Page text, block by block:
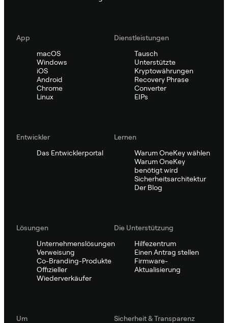
App
macOS
Windows
iOS
Android
Chrome
Linux
Dienstleistungen
Tausch
Unterstützte
Kryptowährungen
Recovery Phrase
Converter
EIPs
Entwickler
Das Entwicklerportal
Lernen
Warum OneKey wählen
Warum OneKey
benötigt wird
Sicherheitsarchitektur
Der Blog
Lösungen
Unternehmenslösungen
Verweisung
Co-Branding-Produkte
Offizieller
Wiederverkäufer
Die Unterstützung
Hilfezentrum
Einen Antrag stellen
Firmware-
Aktualisierung
Um
Sicherheit & Transparenz